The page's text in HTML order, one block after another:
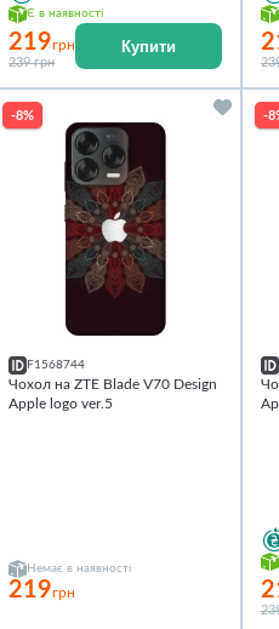
Є в наявності
219грн
239 грн
Купити
-8%
F1568744
Чохол на ZTE Blade V70 Design
Apple logo ver.5
Немає в наявності
219грн
-